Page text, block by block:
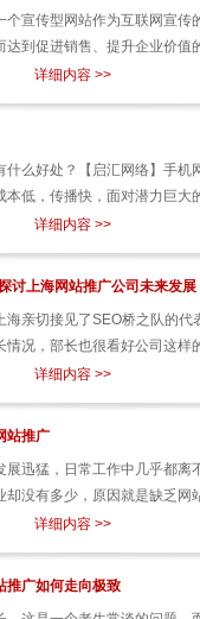
个宣传型网站作为互联网宣传
达到促进销售、提升企业价值
详细内容 >>
什么好处？【启汇网络】手
本低，传播快，面对潜力巨大
详细内容 >>
讨上海网站推广公司未来发展
亲切接见了SEO桥之队的代
情况，部长也很看好公司这样
详细内容 >>
站推广
猛，日常工作中几乎都离
却没有多少，原因就是缺乏网
详细内容 >>
推广如何走向极致